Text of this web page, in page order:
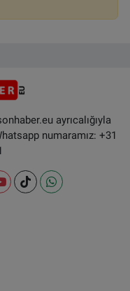
ayrıcalığıyla
numaramız: +31